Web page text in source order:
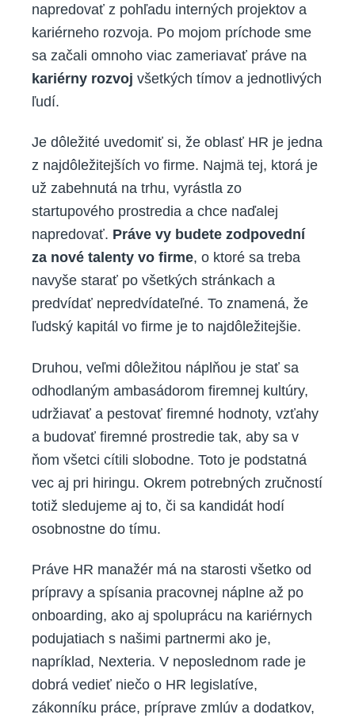
napredovať z pohľadu interných projektov a
kariérneho rozvoja. Po mojom príchode sme
sa začali omnoho viac zameriavať práve na
kariérny rozvoj všetkých tímov a jednotlivých
ľudí.
Je dôležité uvedomiť si, že oblasť HR je jedna
z najdôležitejších vo firme. Najmä tej, ktorá je
už zabehnutá na trhu, vyrástla zo
startupového prostredia a chce naďalej
napredovať. Práve vy budete zodpovední
za nové talenty vo firme, o ktoré sa treba
navyše starať po všetkých stránkach a
predvídať nepredvídateľné. To znamená, že
ľudský kapitál vo firme je to najdôležitejšie.
Druhou, veľmi dôležitou náplňou je stať sa
odhodlaným ambasádorom firemnej kultúry,
udržiavať a pestovať firemné hodnoty, vzťahy
a budovať firemné prostredie tak, aby sa v
ňom všetci cítili slobodne. Toto je podstatná
vec aj pri hiringu. Okrem potrebných zručností
totiž sledujeme aj to, či sa kandidát hodí
osobnostne do tímu.
Práve HR manažér má na starosti všetko od
prípravy a spísania pracovnej náplne až po
onboarding, ako aj spoluprácu na kariérnych
podujatiach s našimi partnermi ako je,
napríklad, Nexteria. V neposlednom rade je
dobrá vedieť niečo o HR legislatíve,
zákonníku práce, príprave zmlúv a dodatkov,